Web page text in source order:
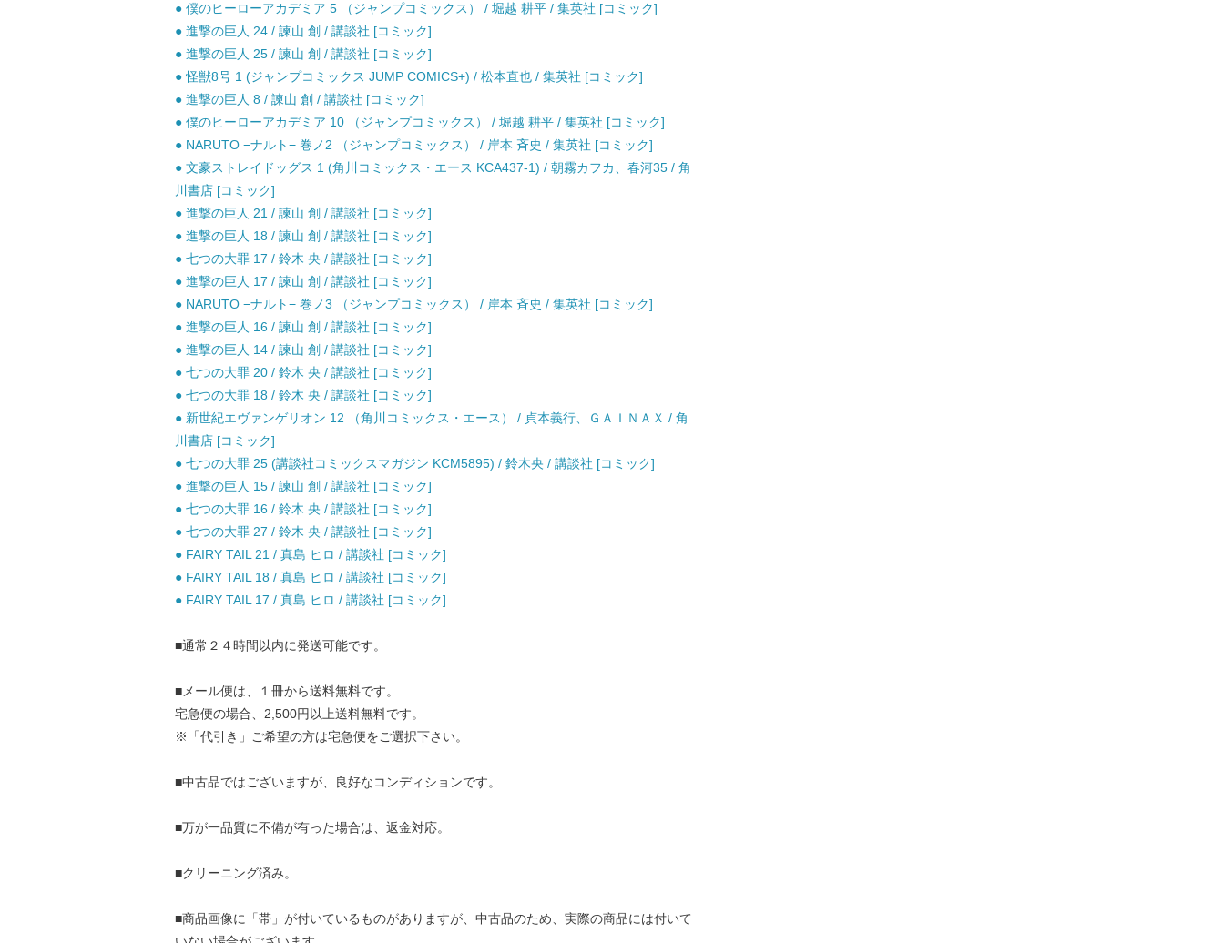
● 僕のヒーローアカデミア 5 （ジャンプコミックス） / 堀越 耕平 / 集英社 [コミック]
● 進撃の巨人 24 / 諫山 創 / 講談社 [コミック]
● 進撃の巨人 25 / 諫山 創 / 講談社 [コミック]
● 怪獣8号 1 (ジャンプコミックス JUMP COMICS+) / 松本直也 / 集英社 [コミック]
● 進撃の巨人 8 / 諫山 創 / 講談社 [コミック]
● 僕のヒーローアカデミア 10 （ジャンプコミックス） / 堀越 耕平 / 集英社 [コミック]
● NARUTO −ナルト− 巻ノ2 （ジャンプコミックス） / 岸本 斉史 / 集英社 [コミック]
● 文豪ストレイドッグス 1 (角川コミックス・エース KCA437-1) / 朝霧カフカ、春河35 / 角
川書店 [コミック]
● 進撃の巨人 21 / 諫山 創 / 講談社 [コミック]
● 進撃の巨人 18 / 諫山 創 / 講談社 [コミック]
● 七つの大罪 17 / 鈴木 央 / 講談社 [コミック]
● 進撃の巨人 17 / 諫山 創 / 講談社 [コミック]
● NARUTO −ナルト− 巻ノ3 （ジャンプコミックス） / 岸本 斉史 / 集英社 [コミック]
● 進撃の巨人 16 / 諫山 創 / 講談社 [コミック]
● 進撃の巨人 14 / 諫山 創 / 講談社 [コミック]
● 七つの大罪 20 / 鈴木 央 / 講談社 [コミック]
● 七つの大罪 18 / 鈴木 央 / 講談社 [コミック]
● 新世紀エヴァンゲリオン 12 （角川コミックス・エース） / 貞本義行、ＧＡＩＮＡＸ / 角
川書店 [コミック]
● 七つの大罪 25 (講談社コミックスマガジン KCM5895) / 鈴木央 / 講談社 [コミック]
● 進撃の巨人 15 / 諫山 創 / 講談社 [コミック]
● 七つの大罪 16 / 鈴木 央 / 講談社 [コミック]
● 七つの大罪 27 / 鈴木 央 / 講談社 [コミック]
● FAIRY TAIL 21 / 真島 ヒロ / 講談社 [コミック]
● FAIRY TAIL 18 / 真島 ヒロ / 講談社 [コミック]
● FAIRY TAIL 17 / 真島 ヒロ / 講談社 [コミック]
■通常２４時間以内に発送可能です。
■メール便は、１冊から送料無料です。
宅急便の場合、2,500円以上送料無料です。
※「代引き」ご希望の方は宅急便をご選択下さい。
■中古品ではございますが、良好なコンディションです。
■万が一品質に不備が有った場合は、返金対応。
■クリーニング済み。
■商品画像に「帯」が付いているものがありますが、中古品のため、実際の商品には付いて